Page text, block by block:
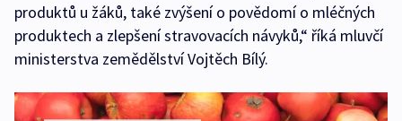
produktů u žáků, také zvýšení o povědomí o mléčných
produktech a zlepšení stravovacích návyků,“ říká mluvčí
ministerstva zemědělství Vojtěch Bílý.